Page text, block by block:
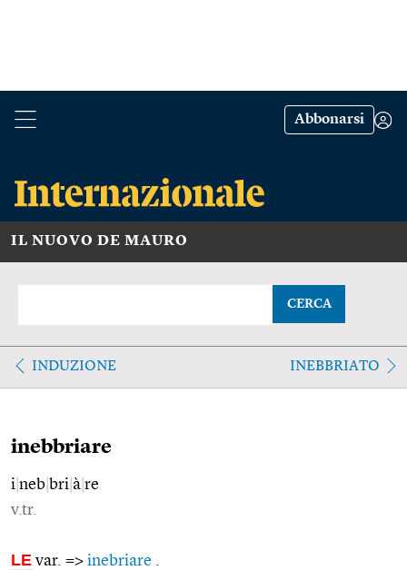
Abbonarsi
IL NUOVO DE MAURO
CERCA
INDUZIONE INEBBRIATO
inebbriare
i neb bri à re
v.tr.
LE var. => inebriare